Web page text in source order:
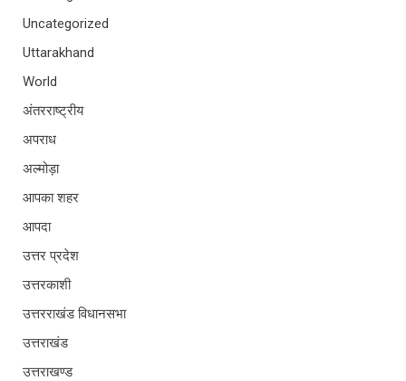
Uncategorized
Uttarakhand
World
अंतरराष्ट्रीय
अपराध
अल्मोड़ा
आपका शहर
आपदा
उत्तर प्रदेश
उत्तरकाशी
उत्तरराखंड विधानसभा
उत्तराखंड
उत्तराखण्ड